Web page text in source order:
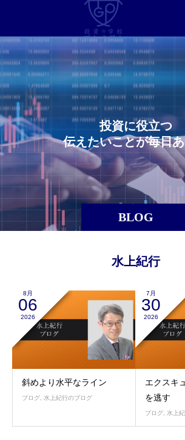
BLOG
投資に役立つ
伝え たいことが毎日あ
水上紀行
8月
06
2026
斜めより水平なライン
ブログ, 水上紀行のブログ
7月
30
2026
エクスキ
を逃す
ブログ, 水上